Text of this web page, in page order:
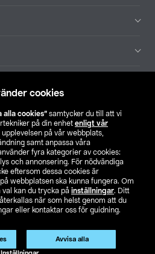
cookies
alla cookies” samtycker du till att vi
på din enhet enligt vår
på vår webbplats,
samt anpassa våra
fyra kategorier av cookies:
och annonsering. För nödvändiga
eftersom dessa cookies är
webbplatsen ska kunna fungera. Om
kan du trycka på inställningar. Ditt
när som helst genom att du
eller kontaktar oss för guidning.
Avvisa alla
har utgått
51-720
Hitta butik
NO FI
exklusive moms